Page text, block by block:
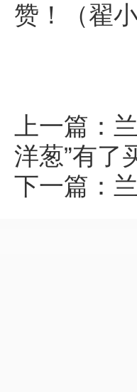
赞！（翟小
上一篇：
洋葱”有了
下一篇：